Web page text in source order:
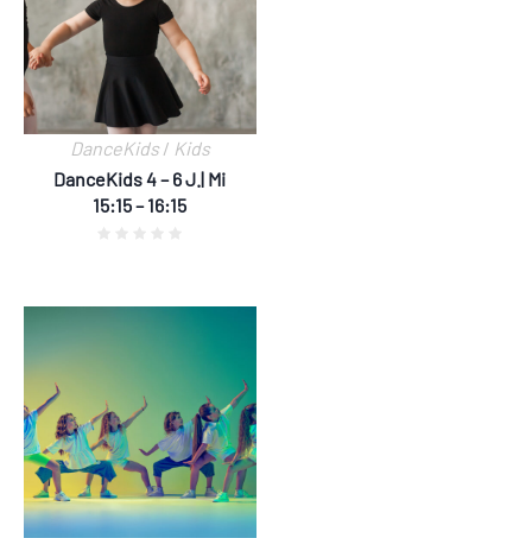
DanceKids/ Kids
DanceKids 4 – 6 J.| Mi
15:15 – 16:15